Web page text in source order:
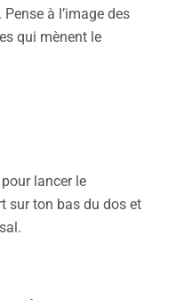
Pense à l’image des
qui mènent le
lancer le
sur ton bas du dos et